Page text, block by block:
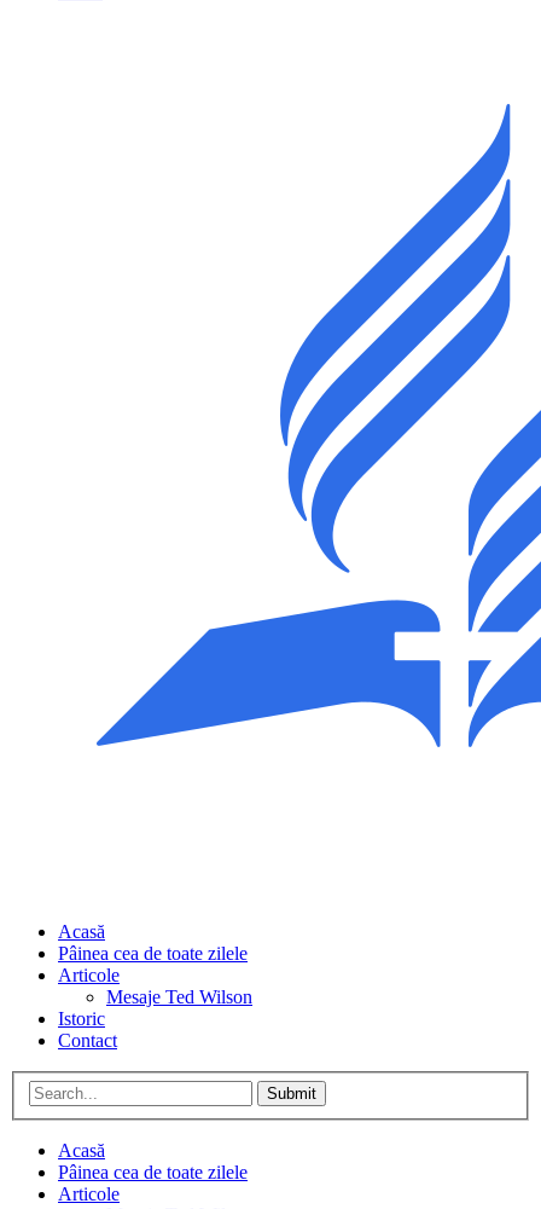
Acasă
Pâinea cea de toate zilele
Articole
Mesaje Ted Wilson
Istoric
Contact
Submit
Acasă
Pâinea cea de toate zilele
Articole